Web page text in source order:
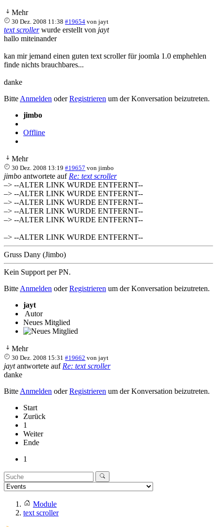
Mehr
30 Dez. 2008 11:38 #19654 vonjayt
text scrollerwurde erstellt von jayt
hallo miteinander
kan mir jemand einen guten text scroller für joomla 1.0 emphehlen
finde nichts brauchbares...
danke
Bitte Anmelden oderRegistrieren um der Konversation beizutreten.
jimbo
Offline
Mehr
30 Dez. 2008 13:19 #19657 vonjimbo
jimbo antwortete auf Re: text scroller
–> --ALTER LINK WURDE ENTFERNT--
–> --ALTER LINK WURDE ENTFERNT--
–> --ALTER LINK WURDE ENTFERNT--
–> --ALTER LINK WURDE ENTFERNT--
–> --ALTER LINK WURDE ENTFERNT--
–> --ALTER LINK WURDE ENTFERNT--
Gruss Dany (Jimbo)
Kein Support per PN.
Bitte Anmelden oderRegistrieren um der Konversation beizutreten.
jayt
Autor
Neues Mitglied
Mehr
30 Dez. 2008 15:31 #19662 vonjayt
jaytantwortete auf Re: text scroller
danke
Bitte Anmelden oderRegistrieren um der Konversation beizutreten.
Start
Zurück
1
Weiter
Ende
1
Module
text scroller